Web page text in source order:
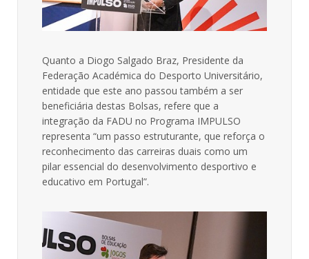
Quanto a Diogo Salgado Braz, Presidente da
Federação Académica do Desporto Universitário,
entidade que este ano passou também a ser
beneficiária destas Bolsas, refere que a
integração da FADU no Programa IMPULSO
representa “um passo estruturante, que reforça o
reconhecimento das carreiras duais como um
pilar essencial do desenvolvimento desportivo e
educativo em Portugal”.